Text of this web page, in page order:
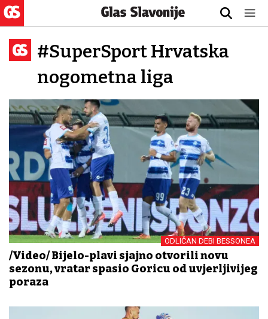
#SuperSport Hrvatska
nogometna liga
ODLIČAN DEBI BESSONEA
/Video/ Bijelo-plavi sjajno otvorili novu
sezonu, vratar spasio Goricu od uvjerljivijeg
poraza